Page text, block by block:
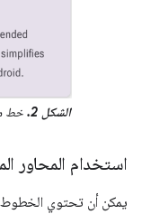
الشكل 2. خط
استخدام المحاور
يمكن أن تحتوي